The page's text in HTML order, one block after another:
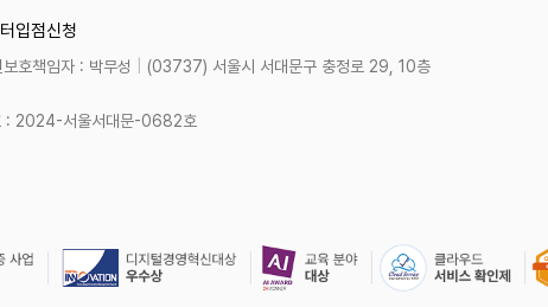
입점신청
호책임자 : 박무성 (03737) 서울시 서대문구 충정로 29, 10층
: 2024-서울서대문-0682호